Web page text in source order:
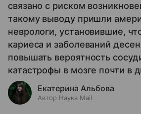
связано с риском
такому выводу пришли
неврологи, установившие,
кариеса и заболеваний
повышать вероятность
катастрофы в мозге почти в
Екатерина Альбова
Автор Наука Mail